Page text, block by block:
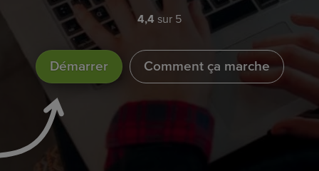
4,4 sur 5
Démarrer Comment ça marche